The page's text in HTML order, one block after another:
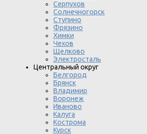
Серпухов
Солнечногорск
Ступино
Фрязино
Химки
Чехов
Щелково
Электросталь
Центральный округ
Белгород
Брянск
Владимир
Воронеж
Иваново
Калуга
Кострома
Курск